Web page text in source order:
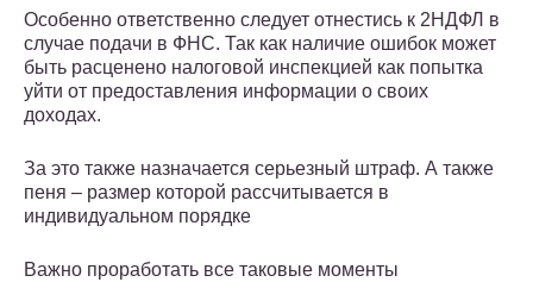
Особенно ответственно следует отнестись к 2НДФЛ в
случае подачи в ФНС. Так как наличие ошибок может
быть расценено налоговой инспекцией как попытка
уйти от предоставления информации о своих
доходах.
За это также назначается серьезный штраф. А также
пеня – размер которой рассчитывается в
индивидуальном порядке
Важно проработать все таковые моменты